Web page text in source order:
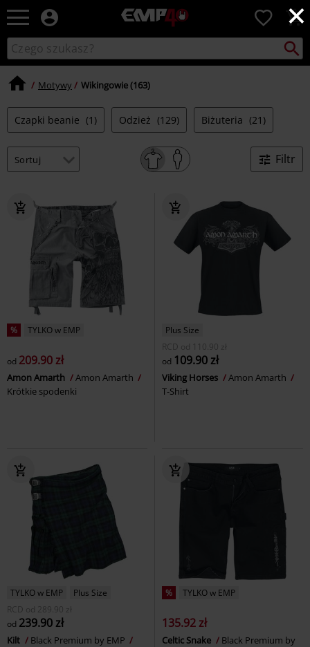
×
EMP
Merch
Fanów:
Seriali
-
Moda
0
Wyszukaj
katalog
Szukaj
Motywy Wikingowie (163)
Czapki beanie (1) Odzież (129) Biżuteria (21)
Filtr
% TYLKO w EMP
od 209.90 zł
Amon Amarth
Amon Amarth
Krótkie spodenki
Plus Size
RCD
od 110.90 zł
od 109.90 zł
Viking Horses
Amon Amarth
T-Shirt
TYLKO w EMP
Plus Size
RCD
od 289.90 zł
od 239.90 zł
Kilt
Black Premium by EMP
% TYLKO w EMP
135.92 zł
Celtic Snake
Black Premium by